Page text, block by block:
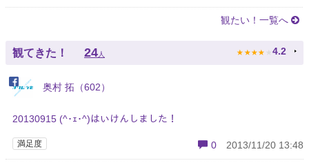
観たい！一覧へ
観てきた！ 24 人 ★ ★ ★ ★ ★ 4.2
奥村 拓（602）
20130915 (^･ｪ･^)はいけんしました！
満足度 0 2013/11/20 13:48